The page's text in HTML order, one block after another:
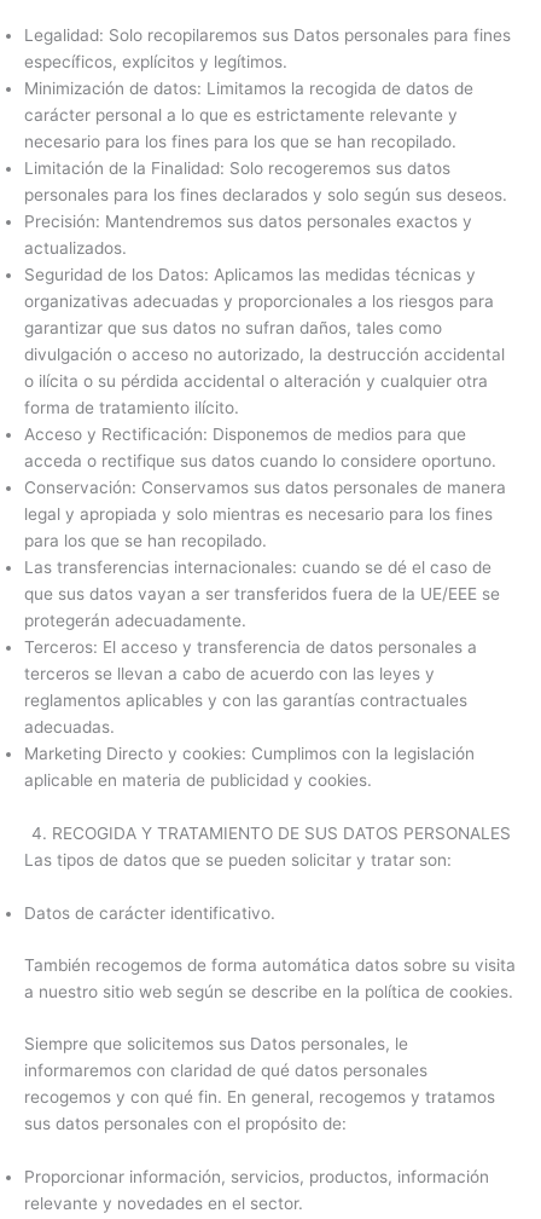
Legalidad: Solo recopilaremos sus Datos personales para fines
específicos, explícitos y legítimos.
Minimización de datos: Limitamos la recogida de datos de
carácter personal a lo que es estrictamente relevante y
necesario para los fines para los que se han recopilado.
Limitación de la Finalidad: Solo recogeremos sus datos
personales para los fines declarados y solo según sus deseos.
Precisión: Mantendremos sus datos personales exactos y
actualizados.
Seguridad de los Datos: Aplicamos las medidas técnicas y
organizativas adecuadas y proporcionales a los riesgos para
garantizar que sus datos no sufran daños, tales como
divulgación o acceso no autorizado, la destrucción accidental
o ilícita o su pérdida accidental o alteración y cualquier otra
forma de tratamiento ilícito.
Acceso y Rectificación: Disponemos de medios para que
acceda o rectifique sus datos cuando lo considere oportuno.
Conservación: Conservamos sus datos personales de manera
legal y apropiada y solo mientras es necesario para los fines
para los que se han recopilado.
Las transferencias internacionales: cuando se dé el caso de
que sus datos vayan a ser transferidos fuera de la UE/EEE se
protegerán adecuadamente.
Terceros: El acceso y transferencia de datos personales a
terceros se llevan a cabo de acuerdo con las leyes y
reglamentos aplicables y con las garantías contractuales
adecuadas.
Marketing Directo y cookies: Cumplimos con la legislación
aplicable en materia de publicidad y cookies.
4. RECOGIDA Y TRATAMIENTO DE SUS DATOS PERSONALES
Las tipos de datos que se pueden solicitar y tratar son:
Datos de carácter identificativo.
También recogemos de forma automática datos sobre su visita
a nuestro sitio web según se describe en la política de cookies.
Siempre que solicitemos sus Datos personales, le
informaremos con claridad de qué datos personales
recogemos y con qué fin. En general, recogemos y tratamos
sus datos personales con el propósito de:
Proporcionar información, servicios, productos, información
relevante y novedades en el sector.